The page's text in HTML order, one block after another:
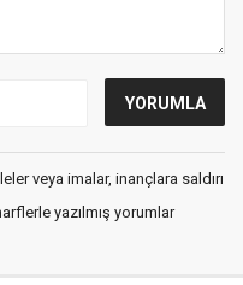
veya imalar, inançlara saldırı
yazılmış yorumlar